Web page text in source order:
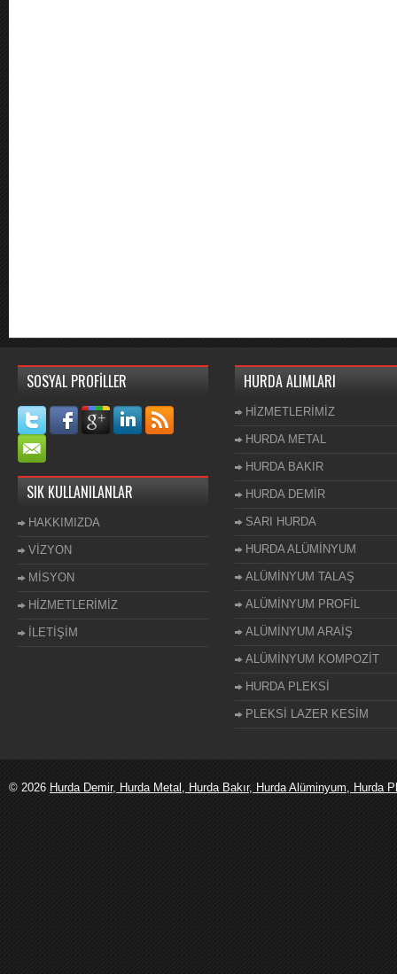
SOSYAL PROFİLLER
SIK KULLANILANLAR
HAKKIMIZDA
VİZYON
MİSYON
HİZMETLERİMİZ
İLETİŞİM
HURDA ALIMLARI
HİZMETLERİMİZ
HURDA METAL
HURDA BAKIR
HURDA DEMİR
SARI HURDA
HURDA ALÜMİNYUM
ALÜMİNYUM TALAŞ
ALÜMİNYUM PROFİL
ALÜMİNYUM ARAİŞ
ALÜMİNYUM KOMPOZİT
HURDA PLEKSİ
PLEKSİ LAZER KESİM
© 2026 Hurda Demir, Hurda Metal, Hurda Bakır, Hurda Alüminyum,